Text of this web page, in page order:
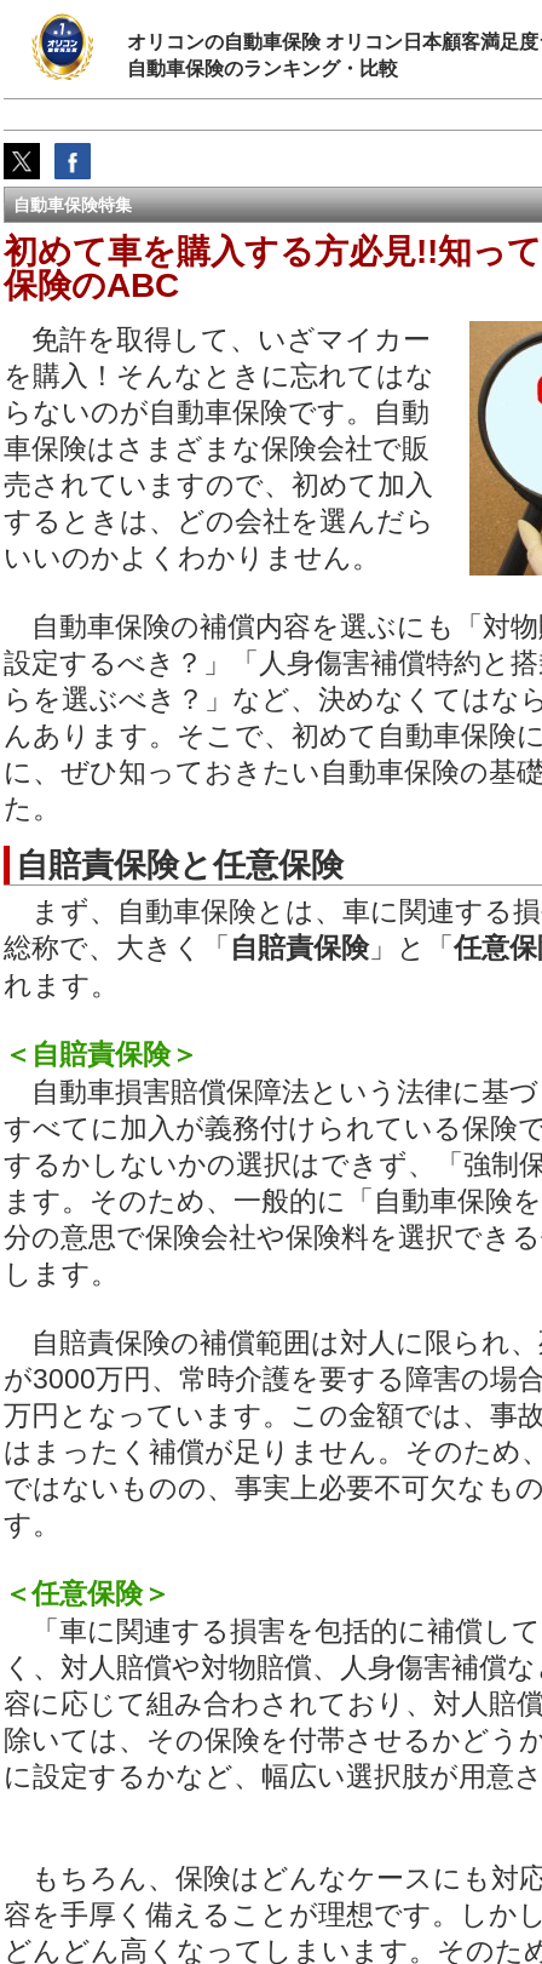
オリコンの自動車保険 オリコン日本顧客満足
自動車保険のランキング・比較
自動車保険特集
初めて車を購入する方必見!!知っ
保険のABC
免許を取得して、いざマイカー
を購入！そんなときに忘れてはな
らないのが自動車保険です。自動
車保険はさまざまな保険会社で販
売されていますので、初めて加入
するときは、どの会社を選んだら
いいのかよくわかりません。
自動車保険の補償内容を選ぶにも「対
設定するべき？」「人身傷害補償特約と
らを選ぶべき？」など、決めなくてはな
んあります。そこで、初めて自動車保険
に、ぜひ知っておきたい自動車保険の基
た。
自賠責保険と任意保険
まず、自動車保険とは、車に関連する
総称で、大きく「 自賠責保険」と「任意
れます。
＜自賠責保険＞
自動車損害賠償保障法という法律に基
すべてに加入が義務付けられている保険
するかしないかの選択はできず、「強制
ます。そのため、一般的に「自動車保険
分の意思で保険会社や保険料を選択でき
します。
自賠責保険の補償範囲は対人に限られ
が3000万円、常時介護を要する障害の場
万円となっています。この金額では、事
はまったく補償が足りません。そのため
ではないものの、事実上必要不可欠なも
す。
＜任意保険＞
「車に関連する損害を包括的に補償し
く、対人賠償や対物賠償、人身傷害補償
容に応じて組み合わされており、対人賠
除いては、その保険を付帯させるかどう
に設定するかなど、幅広い選択肢が用意
もちろん、保険はどんなケースにも対
容を手厚く備えることが理想です。しか
どんどん高くなってしまいます。そのた